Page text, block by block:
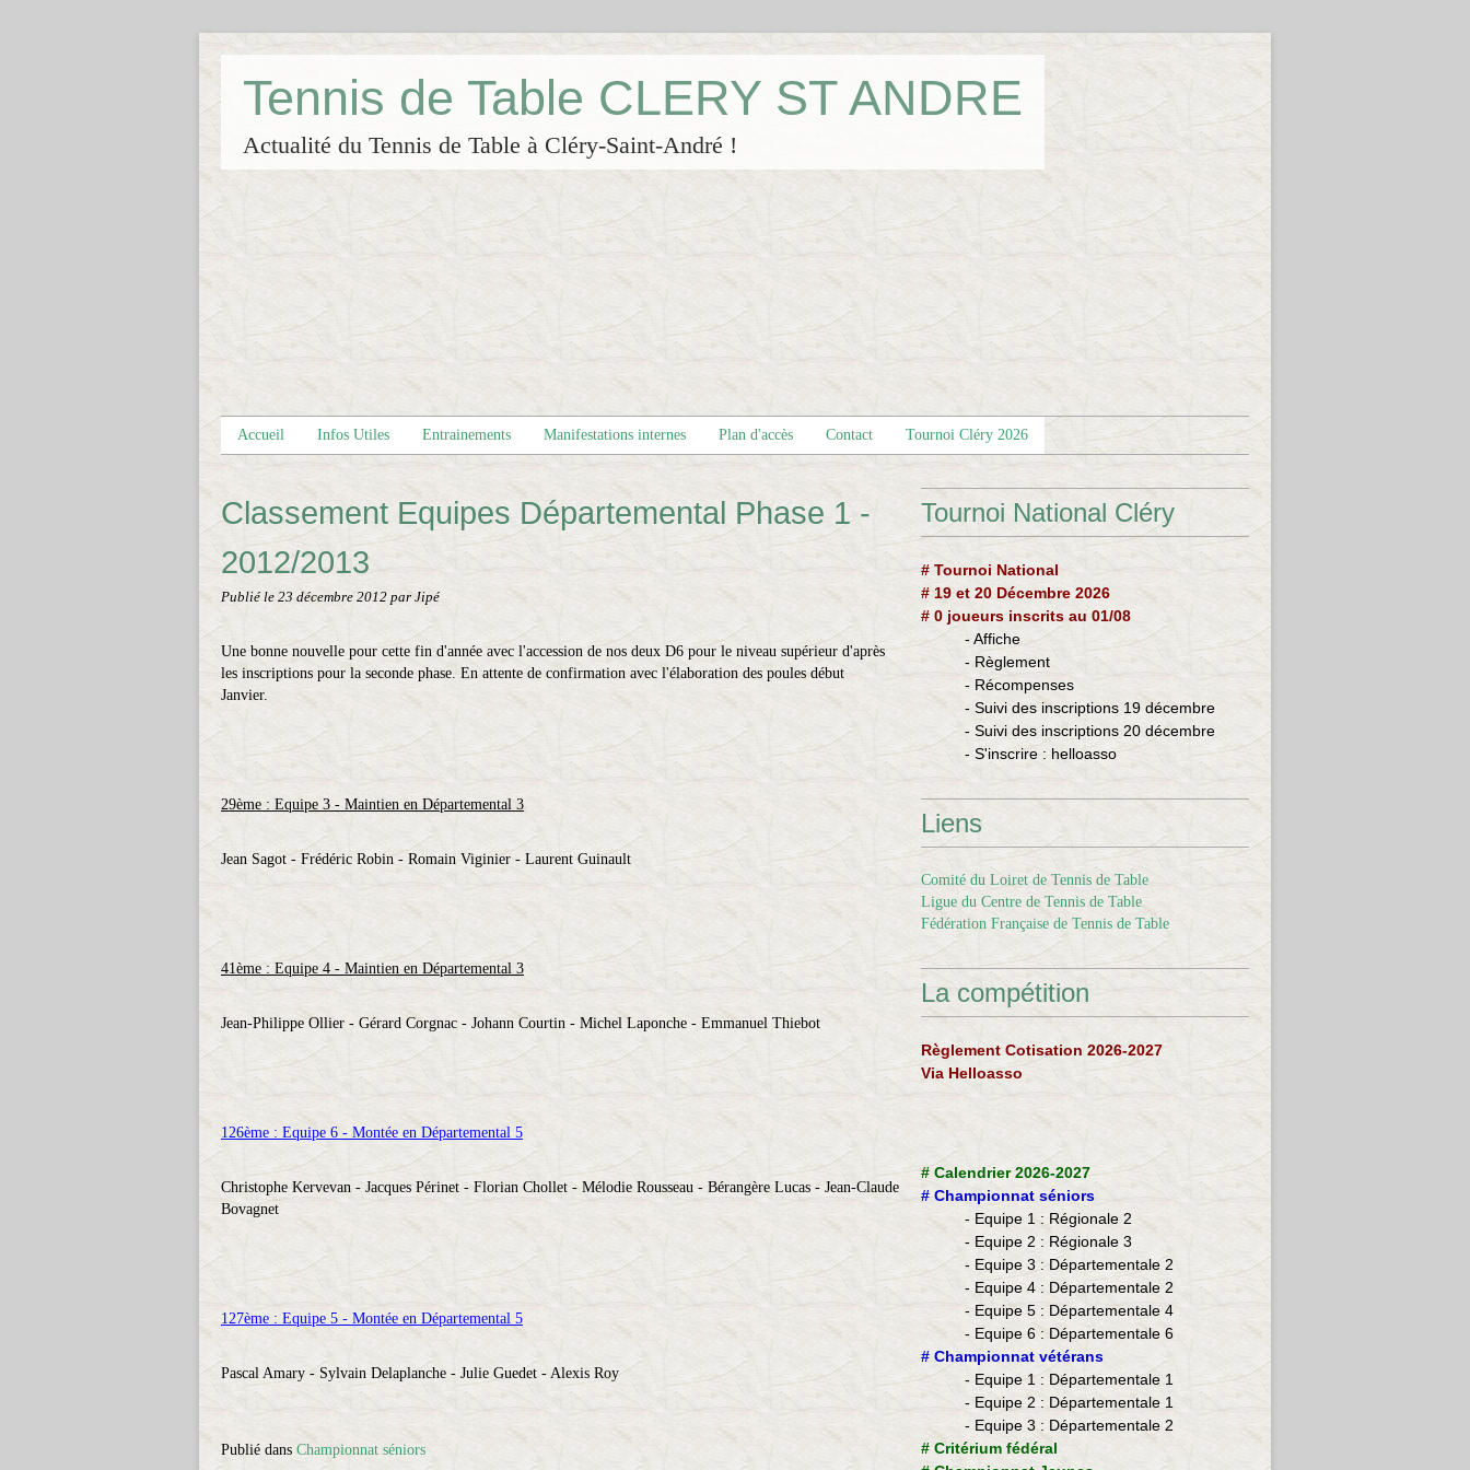
Tennis de Table CLERY ST ANDRE
Actualité du Tennis de Table à Cléry-Saint-André !
Accueil Infos Utiles Entrainements Manifestations internes Plan d'accès Contact Tournoi Cléry 2026
Classement Equipes Départemental Phase 1 -
2012/2013
Publié le 23 décembre 2012 par Jipé
Une bonne nouvelle pour cette fin d'année avec l'accession de nos deux D6 pour le niveau supérieur d'après
les inscriptions pour la seconde phase. En attente de confirmation avec l'élaboration des poules début
Janvier.
29ème : Equipe 3 - Maintien en Départemental 3
Jean Sagot - Frédéric Robin - Romain Viginier - Laurent Guinault
41ème : Equipe 4 - Maintien en Départemental 3
Jean-Philippe Ollier - Gérard Corgnac - Johann Courtin - Michel Laponche - Emmanuel Thiebot
126ème : Equipe 6 - Montée en Départemental 5
Christophe Kervevan - Jacques Périnet - Florian Chollet - Mélodie Rousseau - Bérangère Lucas - Jean-Claude
Bovagnet
127ème : Equipe 5 - Montée en Départemental 5
Pascal Amary - Sylvain Delaplanche - Julie Guedet - Alexis Roy
Publié dans Championnat séniors
Tournoi National Cléry
# Tournoi National
# 19 et 20 Décembre 2026
# 0 joueurs inscrits au 01/08
- Affiche
- Règlement
- Récompenses
- Suivi des inscriptions 19 décembre
- Suivi des inscriptions 20 décembre
- S'inscrire : helloasso
Liens
Comité du Loiret de Tennis de Table
Ligue du Centre de Tennis de Table
Fédération Française de Tennis de Table
La compétition
Règlement Cotisation 2026-2027
Via Helloasso
# Calendrier 2026-2027
# Championnat séniors
- Equipe 1 : Régionale 2
- Equipe 2 : Régionale 3
- Equipe 3 : Départementale 2
- Equipe 4 : Départementale 2
- Equipe 5 : Départementale 4
- Equipe 6 : Départementale 6
​# Championnat vétérans
- ​Equipe 1 : Départementale 1
- Equipe 2 : Départementale 1
- Equipe 3 : Départementale 2
# Critérium fédéral